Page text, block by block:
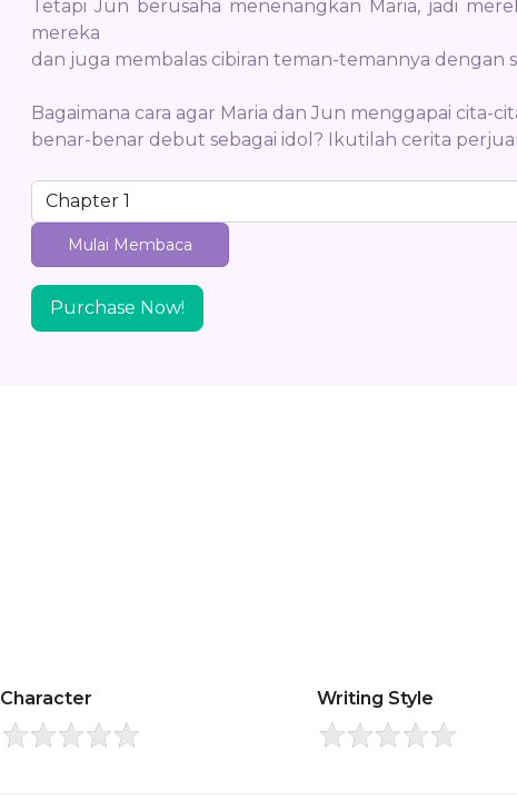
Tetapi Jun berusaha menenangkan Maria, jadi
mereka
dan juga membalas cibiran teman-temannya dengan
Bagaimana cara agar Maria dan Jun menggapai cita-
benar-benar debut sebagai idol? Ikutilah cerita
Mulai Membaca
Purchase Now!
Character Writing Style